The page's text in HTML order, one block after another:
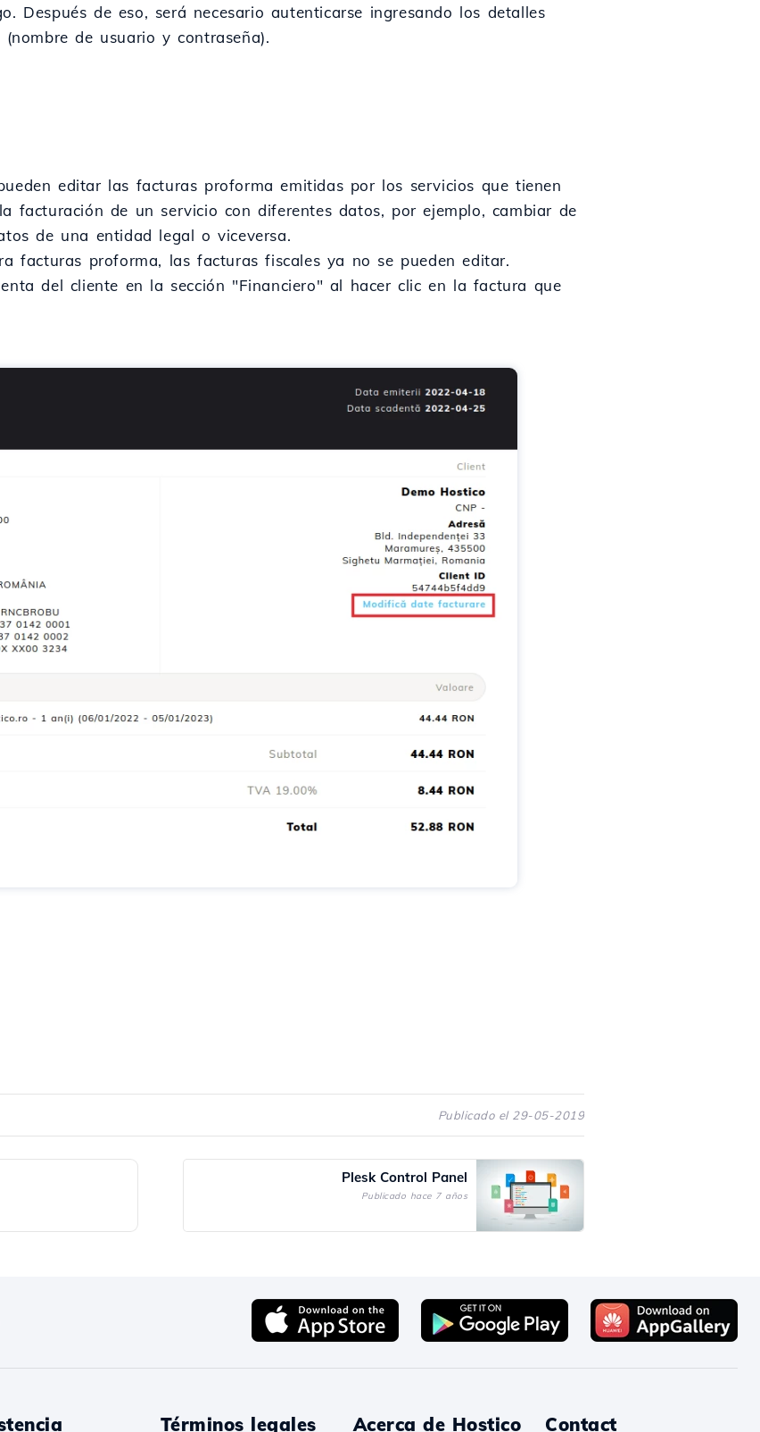
Después de eso, será necesario autenticarse ingresando los detalles
de usuario y contraseña).
editar las facturas proforma emitidas por los servicios que tienen
facturación de un servicio con diferentes datos, por ejemplo, cambiar de
de una entidad legal o viceversa.
facturas proforma, las facturas fiscales ya no se pueden editar.
del cliente en la sección "Financiero" al hacer clic en la factura que
Publicado el 29-05-2019
Plesk Control Panel
Publicado hace 7 años
Términos legales Acerca de Hostico Contact